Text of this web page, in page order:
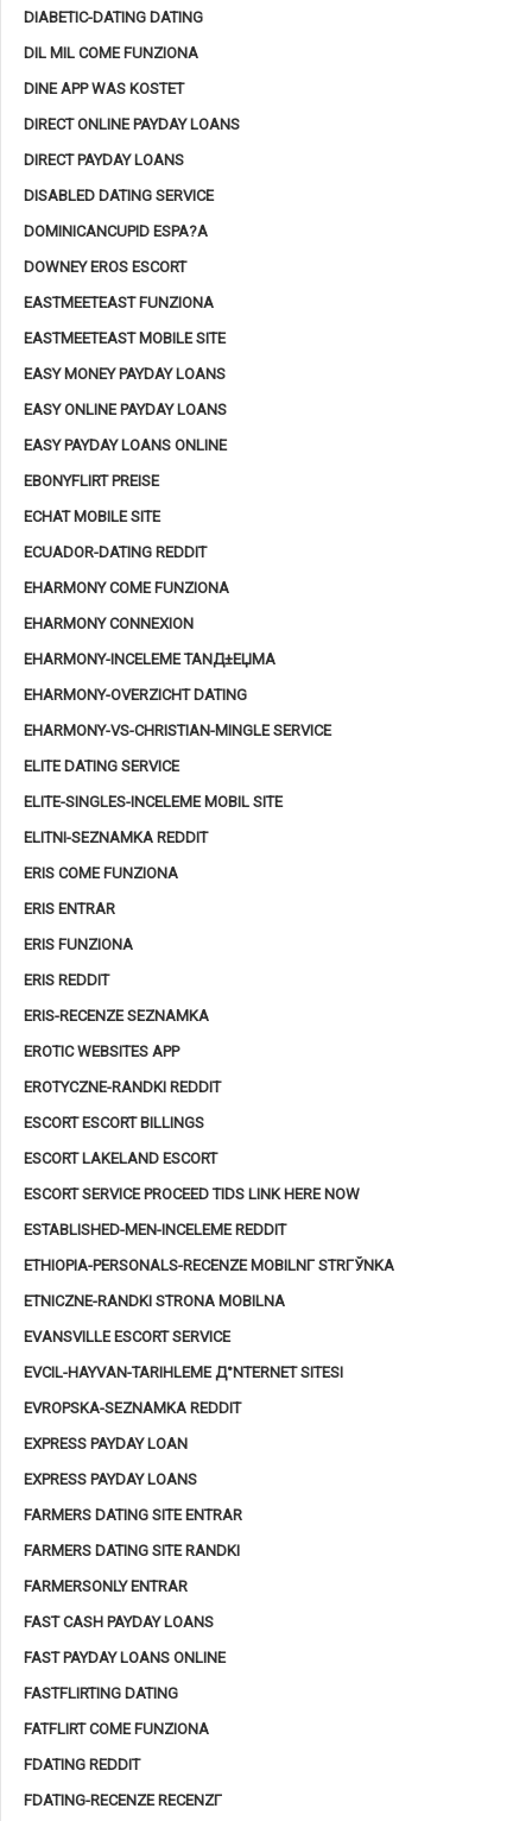
DIABETIC-DATING DATING
DIL MIL COME FUNZIONA
DINE APP WAS KOSTET
DIRECT ONLINE PAYDAY LOANS
DIRECT PAYDAY LOANS
DISABLED DATING SERVICE
DOMINICANCUPID ESPA?A
DOWNEY EROS ESCORT
EASTMEETEAST FUNZIONA
EASTMEETEAST MOBILE SITE
EASY MONEY PAYDAY LOANS
EASY ONLINE PAYDAY LOANS
EASY PAYDAY LOANS ONLINE
EBONYFLIRT PREISE
ECHAT MOBILE SITE
ECUADOR-DATING REDDIT
EHARMONY COME FUNZIONA
EHARMONY CONNEXION
EHARMONY-INCELEME TANД±ЕЏMA
EHARMONY-OVERZICHT DATING
EHARMONY-VS-CHRISTIAN-MINGLE SERVICE
ELITE DATING SERVICE
ELITE-SINGLES-INCELEME MOBIL SITE
ELITNI-SEZNAMKA REDDIT
ERIS COME FUNZIONA
ERIS ENTRAR
ERIS FUNZIONA
ERIS REDDIT
ERIS-RECENZE SEZNAMKA
EROTIC WEBSITES APP
EROTYCZNE-RANDKI REDDIT
ESCORT ESCORT BILLINGS
ESCORT LAKELAND ESCORT
ESCORT SERVICE PROCEED TIDS LINK HERE NOW
ESTABLISHED-MEN-INCELEME REDDIT
ETHIOPIA-PERSONALS-RECENZE MOBILNГ­ STRГЎNKA
ETNICZNE-RANDKI STRONA MOBILNA
EVANSVILLE ESCORT SERVICE
EVCIL-HAYVAN-TARIHLEME Д°NTERNET SITESI
EVROPSKA-SEZNAMKA REDDIT
EXPRESS PAYDAY LOAN
EXPRESS PAYDAY LOANS
FARMERS DATING SITE ENTRAR
FARMERS DATING SITE RANDKI
FARMERSONLY ENTRAR
FAST CASH PAYDAY LOANS
FAST PAYDAY LOANS ONLINE
FASTFLIRTING DATING
FATFLIRT COME FUNZIONA
FDATING REDDIT
FDATING-RECENZE RECENZГ­